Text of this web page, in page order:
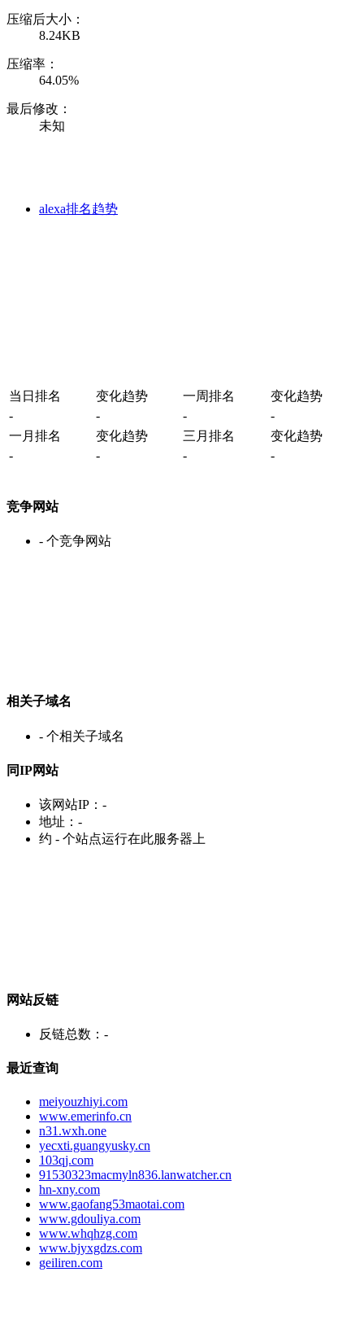
压缩后大小：
8.24KB
压缩率：
64.05%
最后修改：
未知
alexa排名趋势
当日排名 变化趋势 一周排名
变化趋势
-
- -
-
一月排名
变化趋势 三月排名
变化趋势
-
- - -
竞争网站
- 个竞争网站
相关子域名
- 个相关子域名
同IP网站
该网站IP： -
地址： -
约 - 个站点运行在此服务器上
网站反链
反链总数： -
最近查询
meiyouzhiyi.com
www.emerinfo.cn
n31.wxh.one
yecxti.guangyusky.cn
103qj.com
91530323macmyln836.lanwatcher.cn
hn-xny.com
www.gaofang53maotai.com
www.gdouliya.com
www.whqhzg.com
www.bjyxgdzs.com
geiliren.com